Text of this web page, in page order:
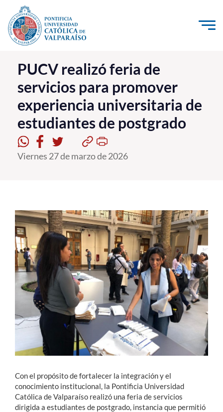
Click acá para ir directamente al contenido
La Universidad
Investigación, Creación e Innovación
PUCV Internacional
Vinculación con el Medio
Admisión
Formación Continua
Estudiantes
Académicos
Funcionarios
Alumni
English
PUCV realizó feria de
servicios para promover
experiencia universitaria de
estudiantes de postgrado
Viernes 27 de marzo de 2026
Con el propósito de fortalecer la integración y el
conocimiento institucional, la Pontificia Universidad
Católica de Valparaíso realizó una feria de servicios
dirigida a estudiantes de postgrado, instancia que permitió